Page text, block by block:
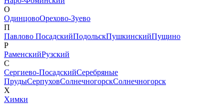
О
ОдинцовоОрехово-Зуево
П
Павлово ПосадскийПодольскПушкинскийПущино
Р
РаменскийРузский
С
Сергиево-ПосадскийСеребряные
ПрудыСерпуховСолнечногорскСолнечногорск
Х
Химки